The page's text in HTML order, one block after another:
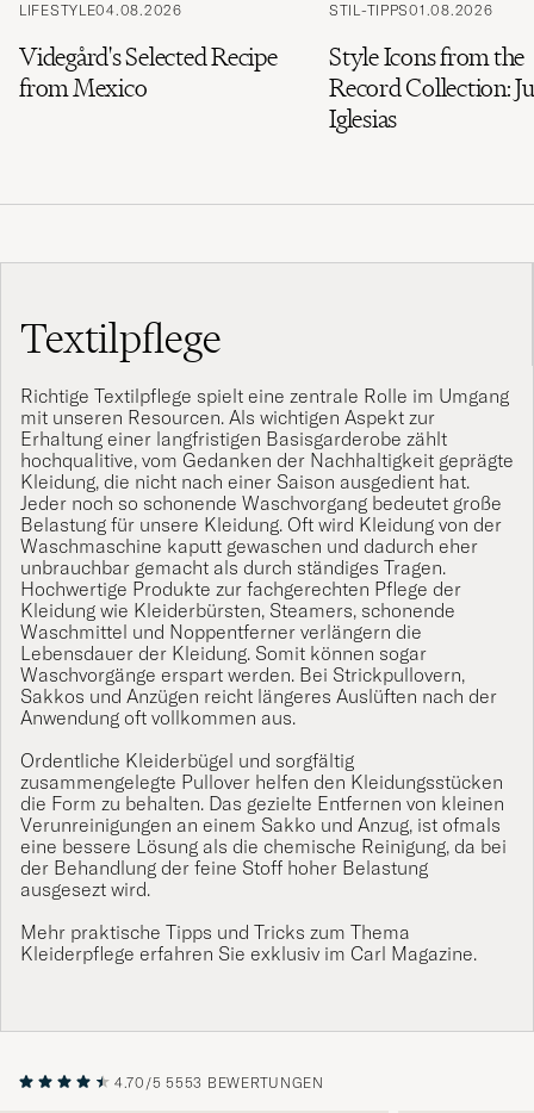
LIFESTYLE04.08.2026
Videgård's Selected Recipe
from Mexico
STIL-TIPPS01.08.2026
Style Icons from the
Record Collection:
Iglesias
Textilpflege
Richtige Textilpflege spielt eine zentrale Rolle im Umgang
mit unseren Resourcen. Als wichtigen Aspekt zur
Erhaltung einer langfristigen Basisgarderobe zählt
hochqualitive, vom Gedanken der Nachhaltigkeit geprägte
Kleidung, die nicht nach einer Saison ausgedient hat.
Jeder noch so schonende Waschvorgang bedeutet große
Belastung für unsere Kleidung. Oft wird Kleidung von der
Waschmaschine kaputt gewaschen und dadurch eher
unbrauchbar gemacht als durch ständiges Tragen.
Hochwertige Produkte zur fachgerechten Pflege der
Kleidung wie Kleiderbürsten, Steamers, schonende
Waschmittel und Noppentferner verlängern die
Lebensdauer der Kleidung. Somit können sogar
Waschvorgänge erspart werden. Bei Strickpullovern,
Sakkos und Anzügen reicht längeres Auslüften nach der
Anwendung oft vollkommen aus.
Ordentliche Kleiderbügel und sorgfältig
zusammengelegte Pullover helfen den Kleidungsstücken
die Form zu behalten. Das gezielte Entfernen von kleinen
Verunreinigungen an einem Sakko und Anzug, ist ofmals
eine bessere Lösung als die chemische Reinigung, da bei
der Behandlung der feine Stoff hoher Belastung
ausgesezt wird.
Mehr praktische Tipps und Tricks zum Thema
Kleiderpflege erfahren Sie exklusiv im Carl Magazine.
4.70/5 5553 BEWERTUNGEN